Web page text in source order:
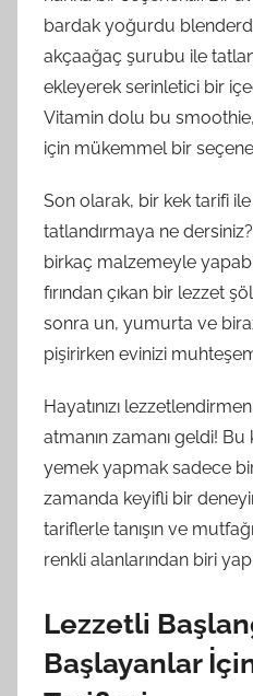
bardak yoğurdu
akçaağaç şurubu ile
ekleyerek serinletici bir
Vitamin dolu bu
için mükemmel bir
Son olarak, bir kek tarifi
tatlandırmaya ne
birkaç malzemeyle
fırından çıkan bir lezzet
sonra un, yumurta ve
pişirirken evinizi
Hayatınızı
atmanın zamanı geldi! Bu
yemek yapmak sadece
zamanda keyifli bir
tariflerle tanışın ve
renkli alanlarından biri
Lezzetli
Başlayanlar